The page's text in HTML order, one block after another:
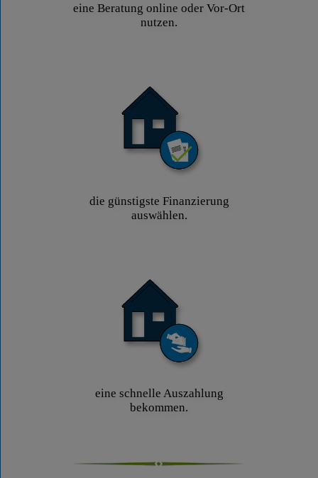
eine Beratung online oder Vor-Ort
nutzen.
die günstigste Finanzierung
auswählen.
eine schnelle Auszahlung
bekommen.